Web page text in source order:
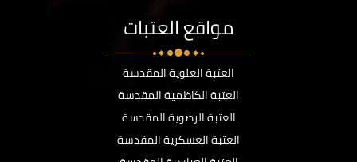
مواقع العتبات
العتبة العلوية المقدسة
العتبة الكاظمية المقدسة
العتبة الرضوية المقدسة
العتبة العسكرية المقدسة